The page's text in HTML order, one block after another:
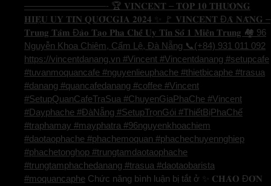
—————————- 🏆 𝐕𝐈𝐍𝐂𝐄𝐍𝐓 – 𝐓𝐎𝐏 𝟏𝟎 𝐓𝐇𝐔̛𝐎̛𝐍𝐆
𝐇𝐈𝐄̣̂𝐔 𝐔𝐘 𝐓𝐈́𝐍 𝐐𝐔𝐎̂́𝐂𝐆𝐈𝐀 𝟐𝟎𝟐𝟒 ✨ 🚩 𝐕𝐈𝐍𝐂𝐄𝐍𝐓 Đ𝐀̀ 𝐍𝐀̆̃𝐍𝐆 –
𝐓𝐫𝐮𝐧𝐠 𝐓𝐚̂𝐦 Đ𝐚̀𝐨 𝐓𝐚̣𝐨 𝐏𝐡𝐚 𝐂𝐡𝐞̂́ 𝐔𝐲 𝐓𝐢́𝐧 𝐒𝐨̂́ 𝟏 𝐌𝐢𝐞̂̀𝐧 𝐓𝐫𝐮𝐧𝐠 🏘️ 96
Nguyễn Khoa Chiêm, Cẩm Lệ, Đà Nẵng 📞(+84) 931 011 092
https://vincentdanang.vn #Vincent #Vincentdanang #setupcafe
#tuvanmoquancafe #nguyenlieuphache #thietbicaphe #trasua
#danang #quancafedanang #coffee #Vincent
#SetupQuanCafeTraSua #ChuyenGiaPhaChe #Vincent
#Dayphache #ĐàNẵng #SetupTrọnGói #ThiếtBịPhaChế
#traphamay #mayphatra #96nguyenkhoachiem
#daotaophache #phachemoquan #phachechuyennghiep
#phachetonghop #trungtamdaotaophache
#trungtamphachedanang #trasua #daotaobarista
#moquancaphe Chức năng bình luận bị tắt ở ✨ 𝐂𝐇𝐀̀𝐎 Đ𝐎́𝐍